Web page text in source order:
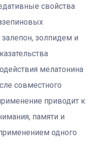
свойства
золпидем и
мелатонина
совместного
приводит к
памяти и
одного